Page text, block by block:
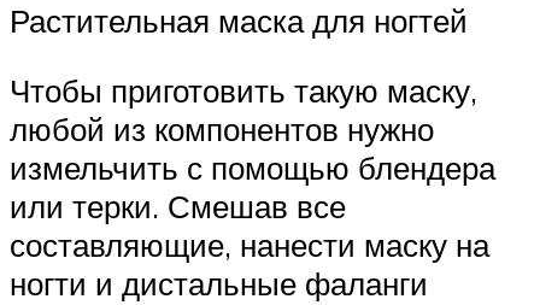
Растительная маска для ногтей
Чтобы приготовить такую маску,
любой из компонентов нужно
измельчить с помощью блендера
или терки. Смешав все
составляющие, нанести маску на
ногти и дистальные фаланги